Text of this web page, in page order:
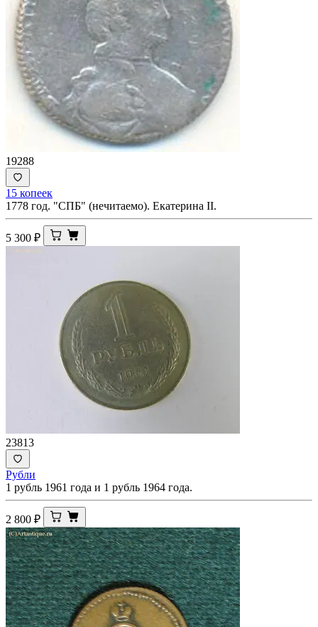
19288
15 копеек
1778 год. "СПБ" (нечитаемо). Екатерина II.
5 300 ₽
23813
Рубли
1 рубль 1961 года и 1 рубль 1964 года.
2 800 ₽